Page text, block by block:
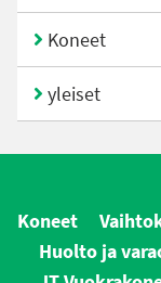
Koneet
yleiset
Koneet
Huolto ja